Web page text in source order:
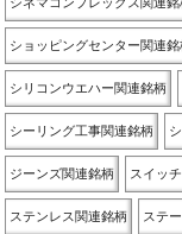
ショッピングセンター関連銘
シリコンウエハー関連銘柄
シーリング工事関連銘柄
ジーンズ関連銘柄 スイッ
ステンレス関連銘柄 ステ